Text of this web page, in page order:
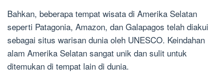
Bahkan, beberapa tempat wisata di Amerika Selatan
seperti Patagonia, Amazon, dan Galapagos telah diakui
sebagai situs warisan dunia oleh UNESCO. Keindahan
alam Amerika Selatan sangat unik dan sulit untuk
ditemukan di tempat lain di dunia.